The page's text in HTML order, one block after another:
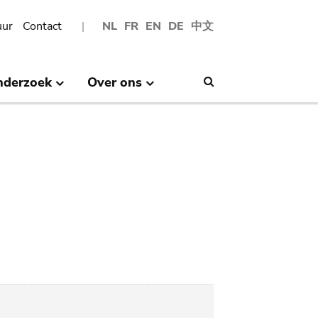
NL FR EN DE 中文
Contact
Over ons